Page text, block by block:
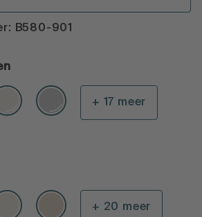
B580-901
+ 17 meer
+ 20 meer